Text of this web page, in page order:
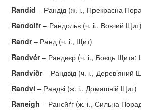
Randid – Рандід (ж. і., Прекрасна
Randolfr– Рандольв (ч. і., Вовчий Щит)
Randr– Ранд (ч. і., Щит)
Randvér– Рандвєр (ч. і., Боєць Щита;
Randviðr– Рандвід (ч. і., Дерев’яний
Randví – Рандві (ж. і., Домашній Щит)
Raneigh – Ранєйґг (ж. і., Сильна